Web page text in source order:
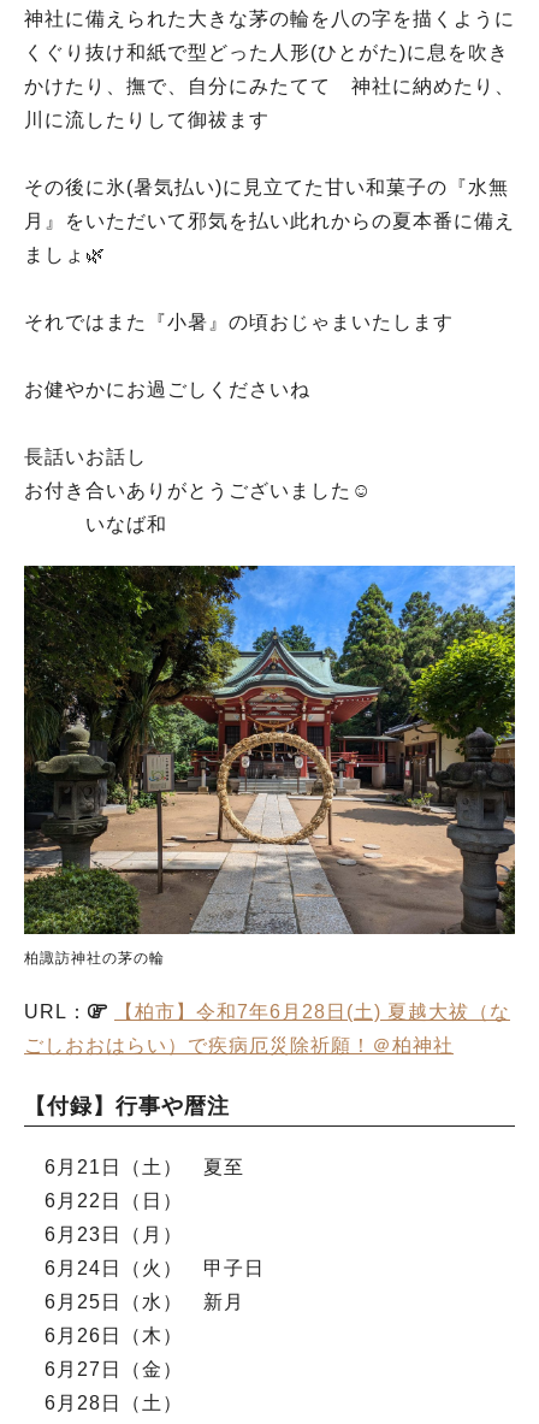
神社に備えられた大きな茅の輪を八の字を描くように
くぐり抜け和紙で型どった人形(ひとがた)に息を吹き
かけたり、撫で、自分にみたてて 神社に納めたり、
川に流したりして御祓ます
その後に氷(暑気払い)に見立てた甘い和菓子の『水無
月』をいただいて邪気を払い此れからの夏本番に備え
ましょ🌿
それではまた『小暑』の頃おじゃまいたします
お健やかにお過ごしくださいね
長話いお話し
お付き合いありがとうございました☺
いなば和
柏諏訪神社の茅の輪
URL：
【柏市】令和7年6月28日(土) 夏越大祓（な
ごしおおはらい）で疾病厄災除祈願！＠柏神社
【付録】行事や暦注
6月21日（土） 夏至
6月22日（日）
6月23日（月）
6月24日（火） 甲子日
6月25日（水） 新月
6月26日（木）
6月27日（金）
6月28日（土）